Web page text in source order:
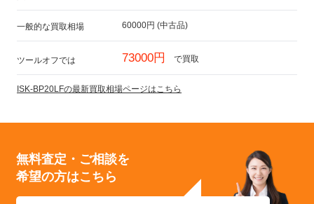
一般的な買取相場 60000円 (中古品)
ツールオフでは 73000円 で買取
ISK-BP20LFの最新買取相場ページはこちら
無料査定・ご相談を
希望の方はこちら